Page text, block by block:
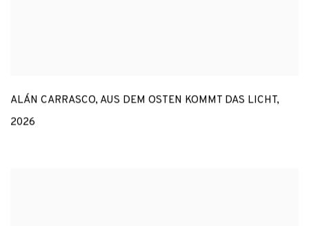
ALÁN CARRASCO, AUS DEM OSTEN KOMMT DAS LICHT,
2026